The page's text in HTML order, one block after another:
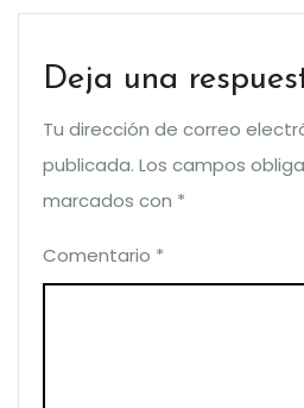
Deja una
Tu dirección de correo
publicada. Los campos
marcados con *
Comentario *